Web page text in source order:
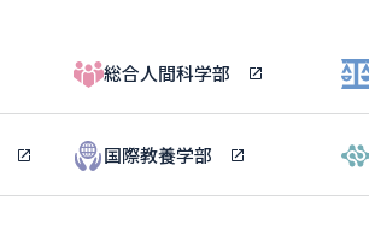
総合人間科学部
国際教養学部